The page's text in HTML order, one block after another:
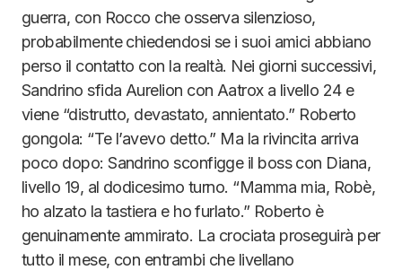
guerra, con Rocco che osserva silenzioso,
probabilmente chiedendosi se i suoi amici abbiano
perso il contatto con la realtà. Nei giorni successivi,
Sandrino sfida Aurelion con Aatrox a livello 24 e
viene “distrutto, devastato, annientato.” Roberto
gongola: “Te l’avevo detto.” Ma la rivincita arriva
poco dopo: Sandrino sconfigge il boss con Diana,
livello 19, al dodicesimo turno. “Mamma mia, Robè,
ho alzato la tastiera e ho furlato.” Roberto è
genuinamente ammirato. La crociata proseguirà per
tutto il mese, con entrambi che livellano